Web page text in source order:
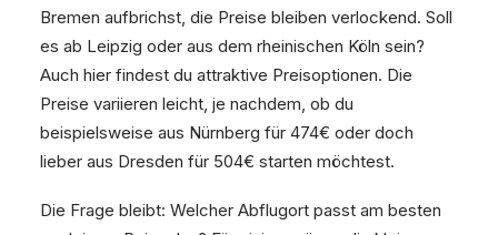
Bremen aufbrichst, die Preise bleiben verlockend. Soll
es ab Leipzig oder aus dem rheinischen Köln sein?
Auch hier findest du attraktive Preisoptionen. Die
Preise variieren leicht, je nachdem, ob du
beispielsweise aus Nürnberg für 474€ oder doch
lieber aus Dresden für 504€ starten möchtest.
Die Frage bleibt: Welcher Abflugort passt am besten